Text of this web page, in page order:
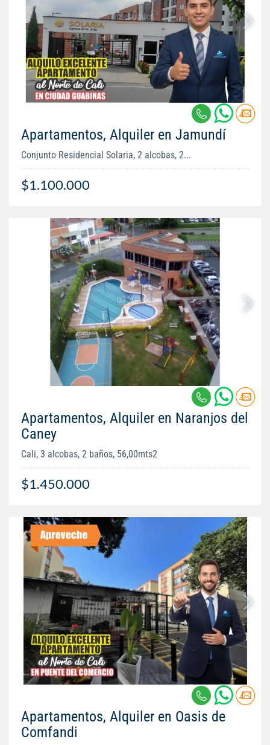
Apartamentos, Alquiler en Jamundí
Conjunto Residencial Solaria, 2 alcobas, 2...
$1.100.000
Apartamentos, Alquiler en Naranjos del
Caney
Cali, 3 alcobas, 2 baños, 56,00mts2
$1.450.000
Apartamentos, Alquiler en Oasis de
Comfandi